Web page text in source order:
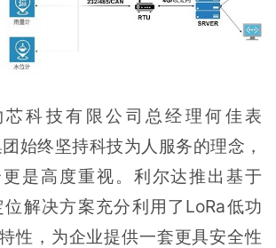
科技有限公司总经理何佳表
始终坚持科技为人服务的理念，
是高度重视。利尔达推出基于
位解决方案充分利用了LoRa低功
性，为企业提供一套更具安全性